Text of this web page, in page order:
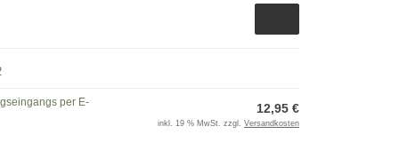
per E-
12,95 €
inkl. 19 % MwSt. zzgl. Versandkosten